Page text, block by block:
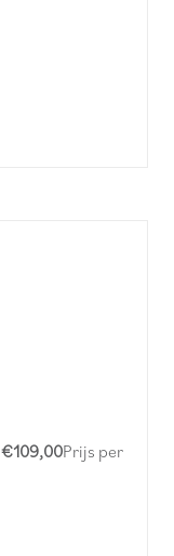
€109,00Prijs per